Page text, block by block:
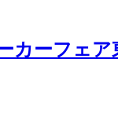
カーフェ